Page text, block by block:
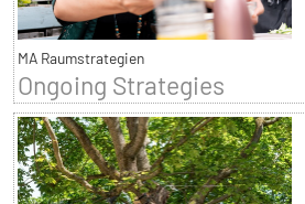
MA Raumstrategien
Ongoing Strategies